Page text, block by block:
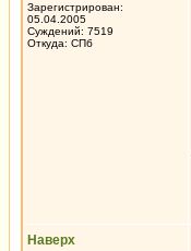
Зарегистрирован:
05.04.2005
Суждений: 7519
Откуда: СПб
Наверх